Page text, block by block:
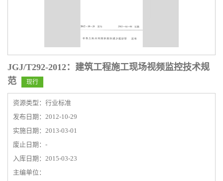
JGJ/T292-2012：建筑工程施工现场视频监控技术规
范
现行
资源类型：行业标准
发布日期：2012-10-29
实施日期：2013-03-01
废止日期：-
入库日期：2015-03-23
主编单位：